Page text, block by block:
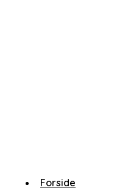
Forside